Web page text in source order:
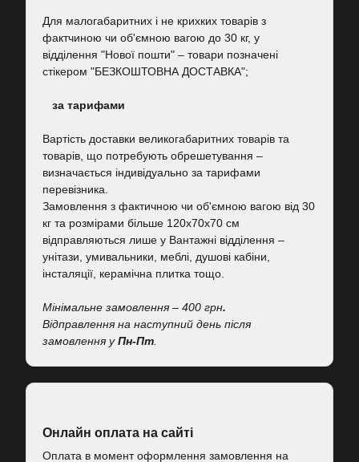
Для малогабаритних і не крихких товарів з
фактчиною чи об'ємною вагою до 30 кг, у
відділення "Нової пошти" – товари позначені
стікером "БЕЗКОШТОВНА ДОСТАВКА";
за тарифами
Вартість доставки великогабаритних товарів та
товарів, що потребують обрешетування –
визначається індивідуально за тарифами
перевізника.
Замовлення з фактичною чи об'ємною вагою від 30
кг та розмірами більше 120х70х70 см
відправляються лише у Вантажні відділення –
унітази, умивальники, меблі, душові кабіни,
інсталяції, керамічна плитка тощо.
Мінімальне замовлення – 400 грн.
Відправлення на наступний день після
замовлення уПн-Пт
Онлайн оплата на сайті
Оплата в момент оформлення замовлення на